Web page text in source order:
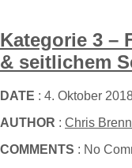
Kategorie 3 –
& seitlichem
DATE : 4. Oktober
AUTHOR : Chris
COMMENTS : No